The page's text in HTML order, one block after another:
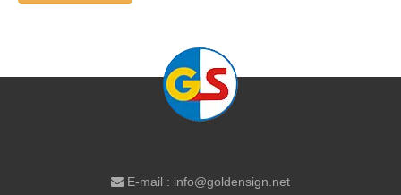
 E-mail : info@goldensign.net